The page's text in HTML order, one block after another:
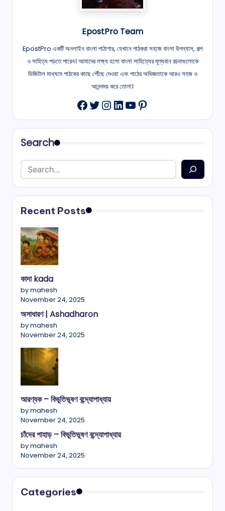
EpostPro Team
EpostPro একটি অনলাইন বাংলা পাঠাগার, যেখানে পাঠকরা সহজে বাংলা উপন্যাস, গল্প
ও সাহিত্য পড়তে পারেন। আমাদের লক্ষ্য হলো বাংলা সাহিত্যের মূল্যবান রচনাগুলোকে
ডিজিটাল মাধ্যমে পাঠকের কাছে পৌঁছে দেওয়া এবং পাঠের অভিজ্ঞতাকে আরও সহজ ও
আনন্দময় করে তোলা।
Facebook
Twitter
Instagram
LinkedIn
YouTube
Pinterest
Search
Recent Posts
কাদা kada
by mahesh
November 24, 2025
অসাধারণ | Ashadharon
by mahesh
November 24, 2025
আরণ্যক – বিভূতিভূষণ বন্দ্যোপাধ্যায়
by mahesh
November 24, 2025
চাঁদের পাহাড় – বিভূতিভূষণ বন্দ্যোপাধ্যায়
by mahesh
November 24, 2025
Categories